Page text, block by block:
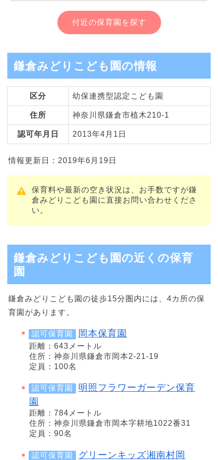
付近の保育園を探す
鎌倉みどりこども園の情報
区分 幼保連携型認定こども園
住所 神奈川県鎌倉市植木210-1
認可年月日 2013年4月1日
情報更新日：2019年6月19日
保育料や最新の空き状況は、お手数ですが鎌
倉みどりこども園に直接お問い合わせくださ
い。
鎌倉みどりこども園の近くの保育
園
鎌倉みどりこども園の徒歩15分圏内には、4カ所の保
育園があります。
認可保育園 岡本保育園
距離：643メートル
住所：神奈川県鎌倉市岡本2-21-19
定員：100名
認可保育園
明照フラワーガーデン保育
園
距離：784メートル
住所：神奈川県鎌倉市岡本字耕地1022番31
定員：90名
認可保育園 グリーンキッズ湘南村岡